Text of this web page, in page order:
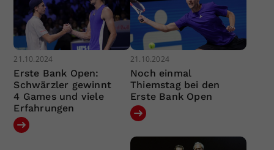
21.10.2024
Erste Bank Open:
Schwärzler gewinnt
4 Games und viele
Erfahrungen
21.10.2024
Noch einmal
Thiemstag bei den
Erste Bank Open